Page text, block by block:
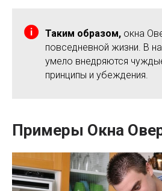
Таким образом, окна
повседневной жизни. В
умело внедряются
принципы и убеждения.
Примеры Окна